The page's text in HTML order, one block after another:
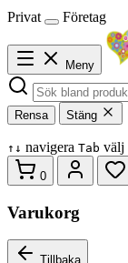
Privat
Företag
Meny
Rensa Stäng
↑ ↓ navigera Tab välj
0
Varukorg
Tillbaka